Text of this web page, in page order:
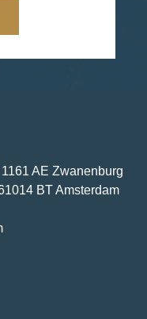
AE Zwanenburg
BT Amsterdam